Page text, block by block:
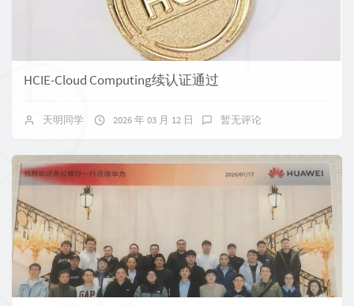
HCIE-Cloud Computing续认证通过
天明同学 2026 年 03 月 12 日 暂无评论